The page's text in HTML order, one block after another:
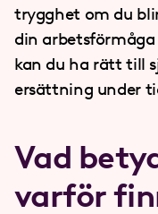
trygghet om du
din
kan du ha rätt till
ersättning under
Vad
varför